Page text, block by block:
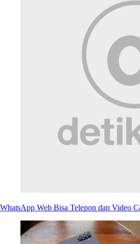
WhatsApp Web Bisa Telepon dan Video